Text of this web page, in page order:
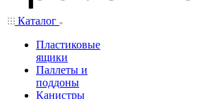
Каталог
Пластиковые
ящики
Паллеты и
поддоны
Канистры